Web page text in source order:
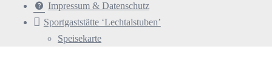
Impressum & Datenschutz
Sportgaststätte ‘Lechtalstuben’
Speisekarte